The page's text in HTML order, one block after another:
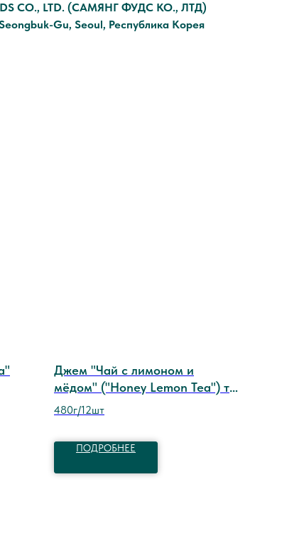
CO., LTD. (САМЯНГ ФУДС КО., ЛТД)
Gu, Seoul, Республика Корея
Джем "Чай с лимоном и
мёдом" ("Honey Lemon Tea") тм
Nokchawon
480г/12шт
ПОДРОБНЕЕ